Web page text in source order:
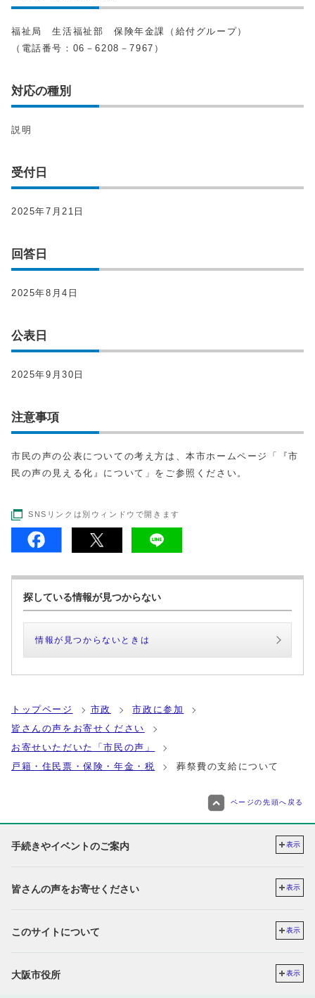
福祉局 生活福祉部 保険年金課（給付グループ）
（電話番号：06－6208－7967）
対応の種別
説明
受付日
2025年7月21日
回答日
2025年8月4日
公表日
2025年9月30日
注意事項
市民の声の公表についての考え方は、本市ホームページ「『市
民の声の見える化』について」をご参照ください。
SNSリンクは別ウィンドウで開きます
探している情報が見つからない
情報が見つからないときは
トップページ 市政
市政に参加
皆さんの声をお寄せください
お寄せいただいた「市民の声」
戸籍・住民票・保険・年金・税
葬祭費の支給について
ページの先頭へ戻る
手続きやイベントのご案内 表示
皆さんの声をお寄せください 表示
このサイトについて 表示
大阪市役所 表示